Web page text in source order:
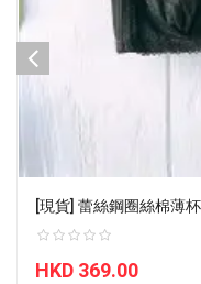
[現貨] 蕾絲鋼圈絲棉薄
HKD 369.00